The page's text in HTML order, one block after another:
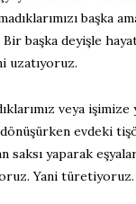
başka
başka deyişle
uzatıyoruz.
veya işimize
dönüşürken evdeki
yaparak
Yani türetiyoruz.